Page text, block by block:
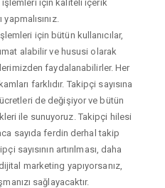
işlemleri için kaliteli içerik
için bütün kullanıcılar,
alabilir ve hususi olarak
faydalanabilirler. Her
farklıdır. Takipçi sayısına
de değişiyor ve bütün
ile sunuyoruz. Takipçi hilesi
sayıda ferdin derhal takip
sayısının artırılması, daha
marketing yapıyorsanız,
sağlayacaktır.